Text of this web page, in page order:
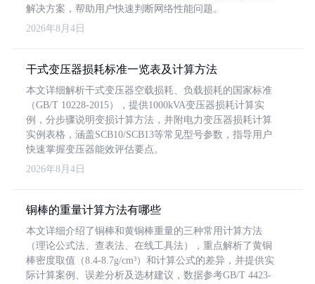
解决方案，帮助用户快速判断网络性能问题。
2026年8月4日
干式变压器损耗标准一览表及计算方法
本文详细解析干式变压器空载损耗、负载损耗的国家标准
（GB/T 10228-2015），提供1000kVA变压器损耗计算实
例，分步骤说明变损计算方法，并附电力变压器损耗计算
实例表格，涵盖SCB10/SCB13等常见型号参数，指导用户
快速掌握变压器能效评估要点。
2026年8月4日
铜棒的重量计算方法有哪些
本文详细介绍了铜棒和黄铜棒重量的三种常用计算方法
（理论公式法、查表法、在线工具法），重点解析了黄铜
棒密度取值（8.4-8.7g/cm³）和计算公式的差异，并提供实
际计算案例、误差分析及选材建议，数据参考GB/T 4423-